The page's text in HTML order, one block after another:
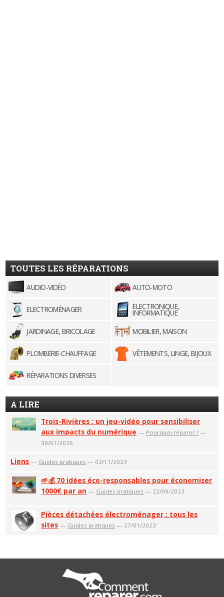
TOUTES LES RÉPARATIONS
AUDIO-VIDÉO AUTO-MOTO
ELECTROMÉNAGER ELECTRONIQUE,
INFORMATIQUE
JARDINAGE, BRICOLAGE
MOBILIER, MAISON
PLOMBERIE-CHAUFFAGE VÊTEMENTS, LINGE, BIJOUX
RÉPARATIONS DIVERSES
A LIRE
Trois-Rivières : un jeu-vidéo pour sensibiliser
aux impacts du numérique — Pourquoi réparer ? —
30/01/2026
Liens — Guides pratiques — 02/11/2023
🌱💰 70 idées éco-responsables pour économiser
1000€ par an — Guides pratiques — 22/09/2023
Pièces détachées électroménager : tous les
sites — Guides pratiques — 27/01/2023